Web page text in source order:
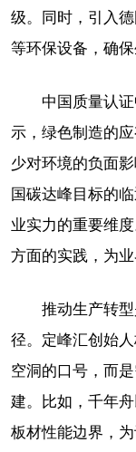
级。同时，引入
等环保设备，确
中国质量认
示，绿色制造的
少对环境的负面
国碳达峰目标的
业实力的重要维
方面的实践，为
推动生产转
径。定峰汇创始
空洞的口号，而
建。比如，千年
板材性能边界，